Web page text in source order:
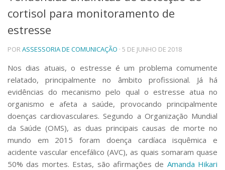
Telefones e Mapas
Pessoas
Ensino
Graduação
Educação a distância
Cursos de Extensão
Pesquisa e Inovação
Linhas de Pesquisa
Centros, Núcleos e Projetos em Rede
Pós-doutorado
Iniciação Científica
Transferência de Tecnologia
Empresas Juniores
cortisol para monitoramento de
estresse
PORASSESSORIA DE COMUNICAÇÃO · 5 DE JUNHO DE 2018
Nos dias atuais, o estresse é um problema comumente
relatado, principalmente no âmbito profissional. Já há
evidências do mecanismo pelo qual o estresse atua no
organismo e afeta a saúde, provocando principalmente
doenças cardiovasculares. Segundo a Organização Mundial
da Saúde (OMS), as duas principais causas de morte no
mundo em 2015 foram doença cardíaca isquêmica e
acidente vascular encefálico (AVC), as quais somaram quase
50% das mortes. Estas, são afirmações de Amanda Hikari